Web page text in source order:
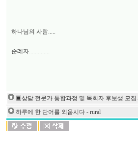
하나님의 사람.....
순례자..............
▣상담 전문가 통합과정 및 목회자 후보생 모집.
하루에 한 단어를 외웁시다 - rural